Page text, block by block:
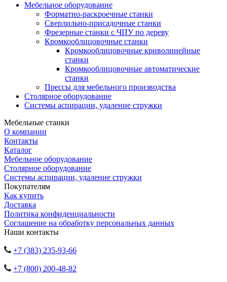
Мебельное оборудование
Форматно-раскроечные станки
Сверлильно-присадочные станки
Фрезерные станки с ЧПУ по дереву
Кромкооблицовочные станки
Кромкооблицовочные криволинейные
станки
Кромкооблицовочные автоматические
станки
Прессы для мебельного производства
Столярное оборудование
Системы аспирации, удаление стружки
Мебельные станки
О компании
Контакты
Каталог
Мебельное оборудование
Столярное оборудование
Системы аспирации, удаление стружки
Покупателям
Как купить
Доставка
Политика конфиденциальности
Соглашение на обработку персональных данных
Наши контакты
+7 (383) 235-93-66
+7 (800) 200-48-82